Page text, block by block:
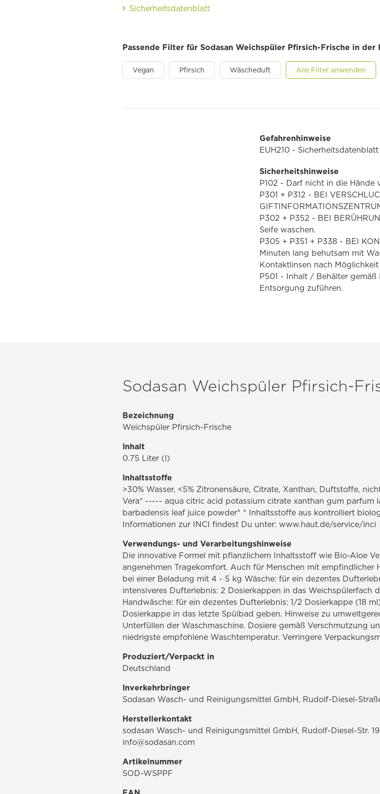
Sicherheitsdatenblatt
Passende Filter für Sodasan Weichspüler Pfirsich-Frische in der
Vegan Pfirsich Wäscheduft Alle Filter anwenden
Gefahrenhinweise
EUH210 -
Sicherheitshinweise
P102 - Darf nicht in die Hände
P301 + P312 - BEI
P302 + P352 - BEI
Seife waschen.
P305 + P351 + P338 - BEI
Minuten lang behutsam mit
Kontaktlinsen nach
P501 - Inhalt / Behälter
Entsorgung zuführen.
Sodasan Weichspüler Pfirsich-
Bezeichnung
Weichspüler Pfirsich-Frische
Inhalt
0.75 Liter (l)
Inhaltsstoffe
>30% Wasser, <5% Zitronensäure, Citrate, Xanthan, Duftstoffe,
Vera* ----- aqua citric acid potassium citrate xanthan gum parfum
barbadensis leaf juice powder* * Inhaltsstoffe aus kontrolliert
Informationen zur INCI findest Du unter: www.haut.de/service/inci
Verwendungs- und Verarbeitungshinweise
Die innovative Formel mit pflanzlichem Inhaltsstoff wie Bio-Aloe
angenehmen Tragekomfort. Auch für Menschen mit empfindlicher
bei einer Beladung mit 4 - 5 kg Wäsche: für ein dezentes
intensiveres Dufterlebnis: 2 Dosierkappen in das Weichspülerfach
Handwäsche: für ein dezentes Dufterlebnis: 1/2 Dosierkappe (18
Dosierkappe in das letzte Spülbad geben. Hinweise zu
Unterfüllen der Waschmaschine. Dosiere gemäß Verschmutzung
niedrigste empfohlene Waschtemperatur. Verringere
Produziert/Verpackt in
Deutschland
Inverkehrbringer
Sodasan Wasch- und Reinigungsmittel GmbH, Rudolf-Diesel-
Herstellerkontakt
sodasan Wasch- und Reinigungsmittel GmbH, Rudolf-Diesel-Str.
info@sodasan.com
Artikelnummer
SOD-WSPPF